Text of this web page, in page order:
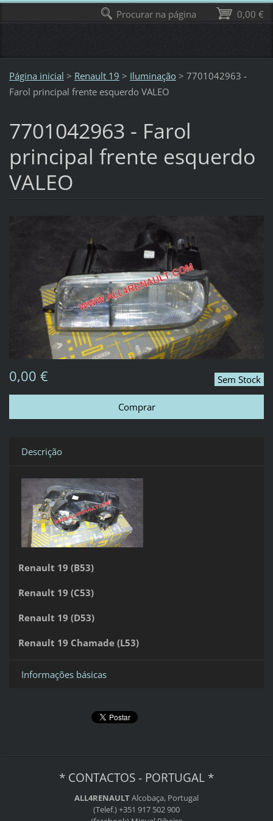
Página inicial > Renault 19 > Iluminação > 7701042963 -
Farol principal frente esquerdo VALEO
7701042963 - Farol
principal frente esquerdo
VALEO
Sem Stock
0,00 €
Descrição
Renault 19 (B53)
Renault 19 (C53)
Renault 19 (D53)
Renault 19 Chamade (L53)
Informações básicas
* CONTACTOS - PORTUGAL *
ALL4RENAULTAlcobaça, Portugal
(Telef.) +351 917 502 900
0,00 €
Procurar na página